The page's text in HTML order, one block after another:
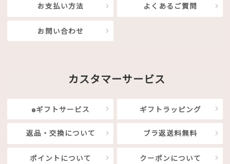
お支払い方法 よくあるご質問
お問い合わせ
カスタマーサービス
eギフトサービス ギフトラッピング
返品・交換について ブラ返送料無料
ポイントについて クーポンについて